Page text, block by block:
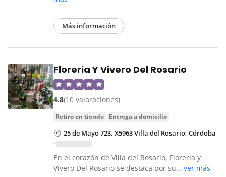
Más información
Floreria Y Vivero Del Rosario
4.8(10 valoraciones)
retiro en tienda entrega a domicilio
25 de Mayo 723, X5963 Villa del Rosario, Córdoba
·
En el corazón de Villa del Rosario, Florería y
Vivero Del Rosario se destaca por su… ver más